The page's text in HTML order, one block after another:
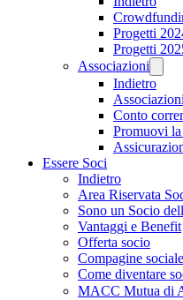
Progetti
Progetti
Associazioni
Indietro
Associazioni
Conto
Promuovi
Essere Soci
Indietro
Area Riservata
Sono un Socio
Vantaggi e Benefit
Offerta socio
Compagine sociale
Come diventare
MACC Mutua di